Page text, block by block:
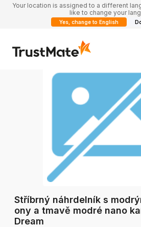
Your location is assigned to a different
like to change your
Yes, change to English
Stříbrný náhrdelník s
ony a tmavě modré nano
Dream